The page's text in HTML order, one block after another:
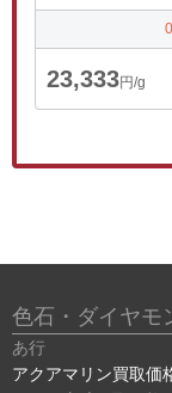
23,333円/g
色石・ダイヤモ
あ行
アクアマリン買取価